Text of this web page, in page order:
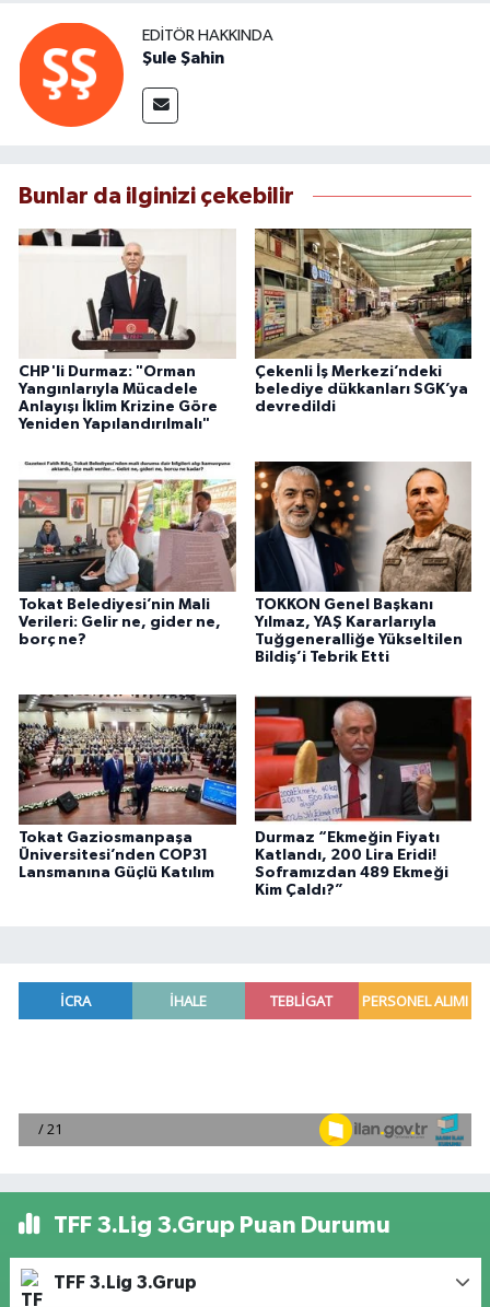
EDITÖR HAKKINDA
Şule Şahin
Bunlar da ilginizi çekebilir
CHP'li Durmaz: "Orman
Yangınlarıyla Mücadele
Anlayışı İklim Krizine Göre
Yeniden Yapılandırılmalı"
Çekenli İş Merkezi’ndeki
belediye dükkanları SGK’ya
devredildi
Tokat Belediyesi’nin Mali
Verileri: Gelir ne, gider ne,
borç ne?
TOKKON Genel Başkanı
Yılmaz, YAŞ Kararlarıyla
Tuğgeneralliğe Yükseltilen
Bildiş’i Tebrik Etti
Tokat Gaziosmanpaşa
Üniversitesi’nden COP31
Lansmanına Güçlü Katılım
Durmaz “Ekmeğin Fiyatı
Katlandı, 200 Lira Eridi!
Soframızdan 489 Ekmeği
Kim Çaldı?”
TFF 3.Lig 3.Grup Puan Durumu
TFF 3.Lig 3.Grup